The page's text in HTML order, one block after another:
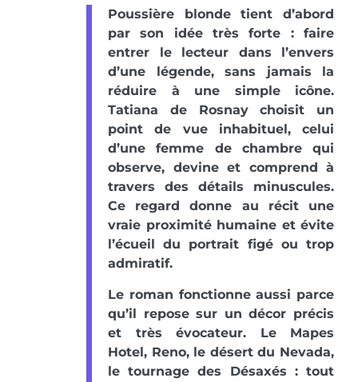
Poussière blonde tient d’abord
par son idée très forte : faire
entrer le lecteur dans l’envers
d’une légende, sans jamais la
réduire à une simple icône.
Tatiana de Rosnay choisit un
point de vue inhabituel, celui
d’une femme de chambre qui
observe, devine et comprend à
travers des détails minuscules.
Ce regard donne au récit une
vraie proximité humaine et évite
l’écueil du portrait figé ou trop
admiratif.
Le roman fonctionne aussi parce
qu’il repose sur un décor précis
et très évocateur. Le Mapes
Hotel, Reno, le désert du Nevada,
le tournage des Désaxés : tout